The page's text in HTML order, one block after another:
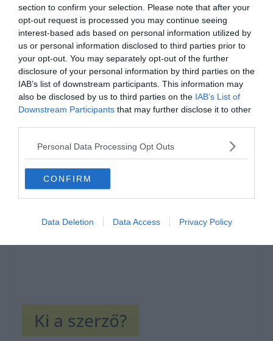
section to confirm your selection. Please note that after your
opt-out request is processed you may continue seeing
interest-based ads based on personal information utilized by
us or personal information disclosed to third parties prior to
your opt-out. You may separately opt-out of the further
disclosure of your personal information by third parties on the
IAB’s list of downstream participants. This information may
also be disclosed by us to third parties on the IAB’s List of
Downstream Participants that may further disclose it to other
Personal Data Processing Opt Outs
CONFIRM
Data Deletion Data Access Privacy Policy
Hirdetés
Ki a szerző?